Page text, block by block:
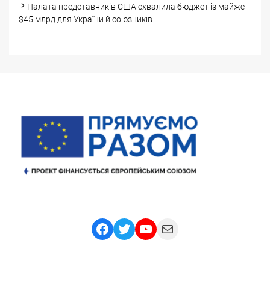
Палата представників США схвалила бюджет із майже
$45 млрд для України й союзників
Facebook
TwitterYouTube
Mail